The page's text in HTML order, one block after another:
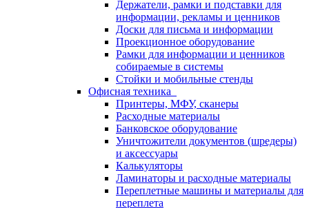
Держатели, рамки и подставки для
информации, рекламы и ценников
Доски для письма и информации
Проекционное оборудование
Рамки для информации и ценников
собираемые в системы
Стойки и мобильные стенды
Офисная техника
Принтеры, МФУ, сканеры
Расходные материалы
Банковское оборудование
Уничтожители документов (шредеры)
и аксессуары
Калькуляторы
Ламинаторы и расходные материалы
Переплетные машины и материалы для
переплета